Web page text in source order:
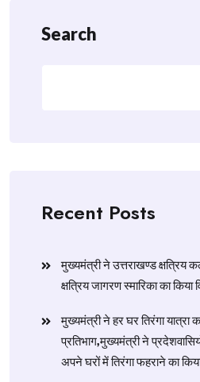
Search
Recent Posts
मुख्यमंत्री ने उत्तराखण्ड क्षत्रिय
क्षत्रिय जागरण स्मारिका का किया
मुख्यमंत्री ने हर घर तिरंगा यात्रा
प्रतिभाग,मुख्यमंत्री ने
अपने घरों में तिरंगा फहराने का